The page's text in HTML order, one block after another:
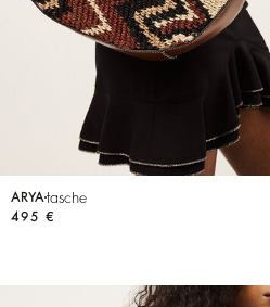
ARYA tasche
495 €